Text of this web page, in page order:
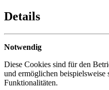
Details
Notwendig
Diese Cookies sind für den
und ermöglichen beispielsweise
Funktionalitäten.